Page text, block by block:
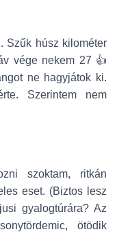
Szűk húsz kilométer
vége nekem 27 👍
ne hagyjátok ki.
Szerintem nem
szoktam, ritkán
eset. (Biztos lesz
gyalogtúrára? Az
ötödik